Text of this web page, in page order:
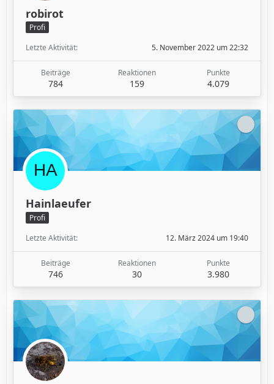
robirot
Profi
Letzte Aktivität
5. November 2022 um 22:32
Beiträge
784
Reaktionen
159
Punkte
4.079
Hainlaeufer
Profi
Letzte Aktivität
12. März 2024 um 19:40
Beiträge
746
Reaktionen
30
Punkte
3.980